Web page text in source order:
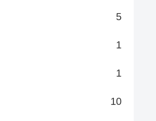
5
1
1
10